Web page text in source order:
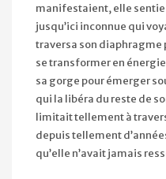
manifestaient, elle
jusqu’ici inconnue qui
traversa son
se transformer en
sa gorge pour émerger
qui la libéra du reste de
limitait tellement à
depuis tellement
qu’elle n’avait jamais